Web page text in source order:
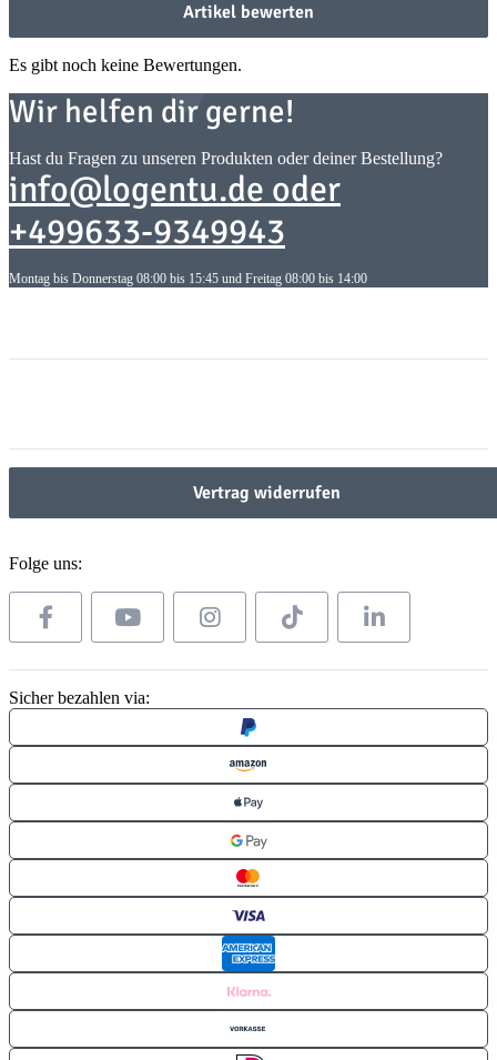
Artikel bewerten
Es gibt noch keine Bewertungen.
Wir helfen dir gerne!
Hast du Fragen zu unseren Produkten oder deiner Bestellung?
info@logentu.de oder
+499633-9349943
Montag bis Donnerstag 08:00 bis 15:45 und Freitag 08:00 bis 14:00
Vertrag widerrufen
Folge uns:
Sicher bezahlen via: